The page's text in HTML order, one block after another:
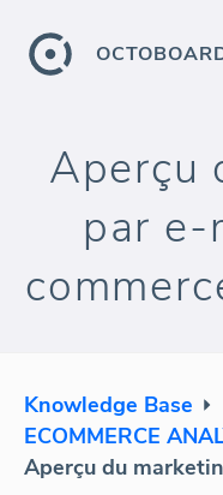
Aperçu
par e-
Knowledge Base